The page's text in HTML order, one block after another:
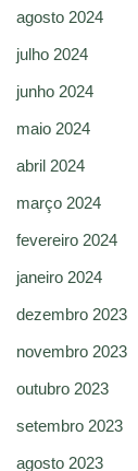
agosto 2024
julho 2024
junho 2024
maio 2024
abril 2024
março 2024
fevereiro 2024
janeiro 2024
dezembro 2023
novembro 2023
outubro 2023
setembro 2023
agosto 2023